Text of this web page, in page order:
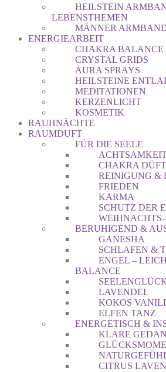
HEILSTEIN
LEBENSTHEMEN
MÄNNER
ENERGIEARBEIT
CHAKRA BALANCE
CRYSTAL GRIDS
AURA SPRAYS
HEILSTEINE
MEDITATIONEN
KERZENLICHT
KOSMETIK
RAUHNÄCHTE
RAUMDUFT
FÜR DIE SEELE
CHAKRA
REINIGUNG &
FRIEDEN
KARMA
SCHUTZ DER
BERUHIGEND &
GANESHA
SCHLAFEN &
ENGEL –
BALANCE
LAVENDEL
KOKOS
ELFEN TANZ
ENERGETISCH &
KLARE
CITRUS